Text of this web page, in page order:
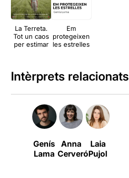
La Terreta.
Tot un caos
per estimar
Em
protegeixen
les estrelles
Intèrprets relacionats
Genís
Lama
Anna
Cerveró
Laia
Pujol